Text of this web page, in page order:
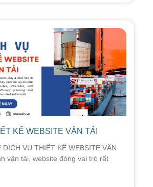
KẾ WEBSITE VẬN TẢI
VỤ THIẾT KẾ WEBSITE VẬN
vận tải, website đóng vai trò rất